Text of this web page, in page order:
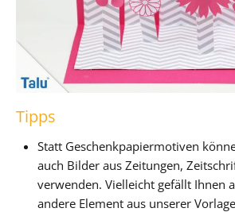
Tipps
Statt Geschenkpapiermotiven
auch Bilder aus Zeitungen,
verwenden. Vielleicht gefällt Ihnen
andere Element aus unserer